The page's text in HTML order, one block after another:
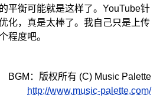
平衡可能就是这样了。YouTube针
化，真是太棒了。我自己只是上传
程度吧。
BGM：版权所有 (C) Music Palette
http://www.music-palette.com/